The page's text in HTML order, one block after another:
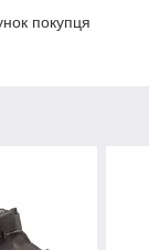
покупця